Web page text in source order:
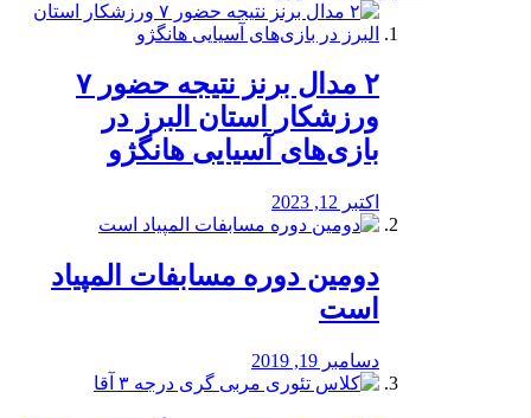
۲ مدال برنز نتیجه حضور ۷
ورزشکار استان البرز در
بازی‌های آسیایی هانگژو
اکتبر 12, 2023
دومین دوره مسابفات المپیاد
است
دسامبر 19, 2019